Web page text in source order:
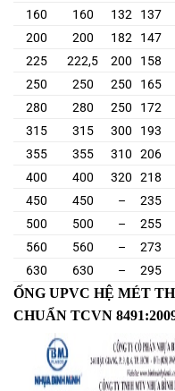
160
160 132 137
200
200 182 147
225
222,5 200 158
250
250 250 165
280
280 250 172
315
315 300 193
355
355 310 206
400
400 320 218
450
450 – 235
500
500 – 255
560
560 – 273
630
630 – 295
ỐNG UPVC HỆ MÉT
CHUẨN TCVN